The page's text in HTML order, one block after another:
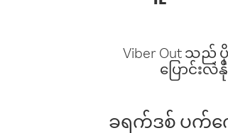
Viber Out သည်
ပြောင်း
ခရက်ဒစ် ပက်ကေ့